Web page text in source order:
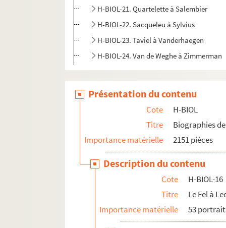
H-BIOL-21. Quartelette à Salembier
H-BIOL-22. Sacqueleu à Sylvius
H-BIOL-23. Taviel à Vanderhaegen
H-BIOL-24. Van de Weghe à Zimmerman
Présentation du contenu
Cote
H-BIOL
Titre
Biographies
Importance matérielle
2151 pièces
Description du contenu
Cote
H-BIOL-16
Titre
Le Fel à
Importance matérielle
53